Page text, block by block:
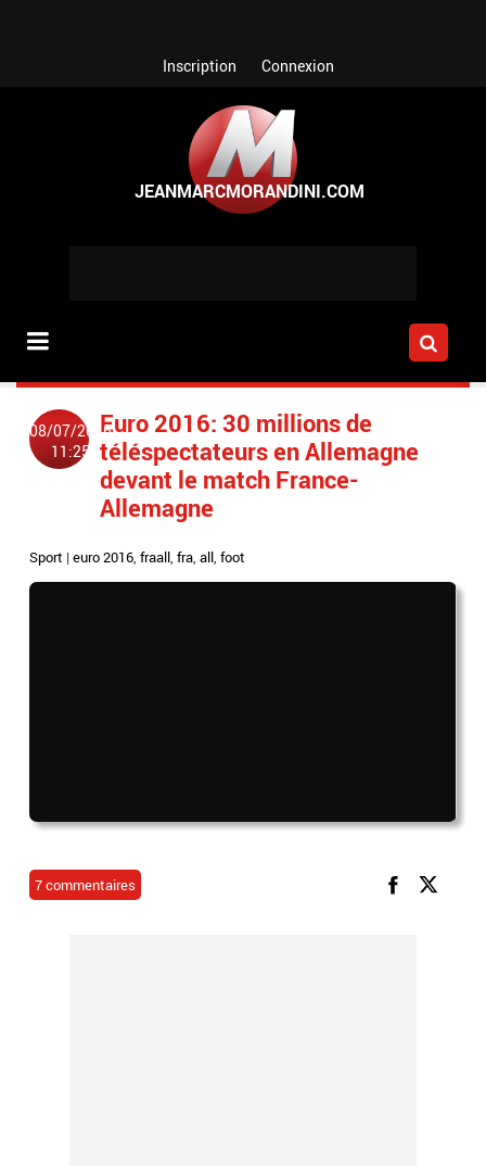
Inscription Connexion
08/07/2016
11:25
Euro 2016: 30 millions de
téléspectateurs en Allemagne
devant le match France-
Allemagne
Sport |euro 2016,fraall,fra,all,foot
7 commentaires